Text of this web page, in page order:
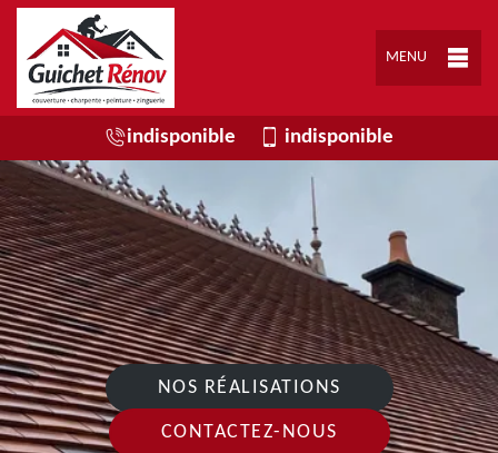
MENU
indisponible indisponible
NOS RÉALISATIONS
CONTACTEZ-NOUS